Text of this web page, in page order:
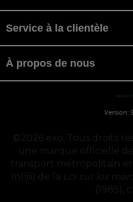
Service à la clientèle
À propos de nous
wakasa
Version:
©2026 exo, Tous droits
une marque officielle
transport métropolitain
(n)(iii) de la Loi sur les
(1985),